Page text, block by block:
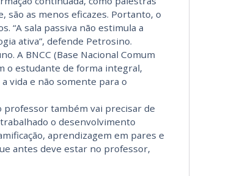
são as menos eficazes. Portanto, o
“A sala passiva não estimula a
ativa”, defende Petrosino.
A BNCC (Base Nacional Comum
o estudante de forma integral,
vida e não somente para o
também vai precisar de
o desenvolvimento
aprendizagem em pares e
antes deve estar no professor,